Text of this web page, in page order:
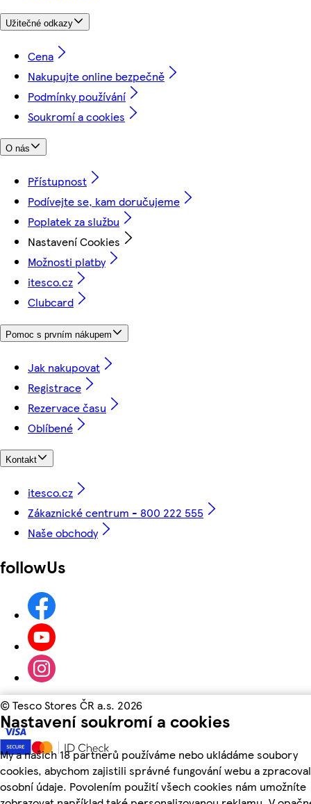
Nastavení soukromí a cookies
My a našich 18 partnerů používáme nebo ukládáme soubory
cookies, abychom zajistili správné fungování webu a
osobní údaje. Povolením použití všech cookies nám umožníte
Užitečné odkazy
Cena
Nakupujte online bezpečně
Podmínky používání
Soukromí a cookies
O nás
Přístupnost
Podívejte se, kam doručujeme
Poplatek za službu
Nastavení Cookies
Možnosti platby
itesco.cz
Clubcard
Pomoc s prvním nákupem
Jak nakupovat
Registrace
Rezervace času
Oblíbené
Kontakt
itesco.cz
Zákaznické centrum - 800 222 555
Naše obchody
followUs
©Tesco Stores ČR a.s. 2026